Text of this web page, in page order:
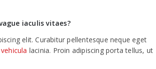
iaculis vitaes?
elit. Curabitur pellentesque neque eget
vehicula lacinia. Proin adipiscing porta tellus, ut